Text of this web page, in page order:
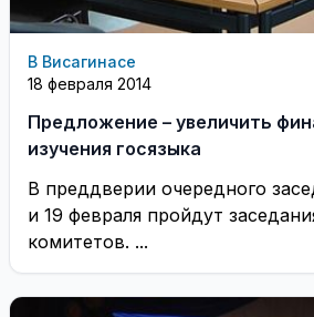
В Висагинасе
18 февраля 2014
Предложение – увеличить
изучения госязыка
В преддверии очередного
и 19 февраля пройдут
комитетов. ...